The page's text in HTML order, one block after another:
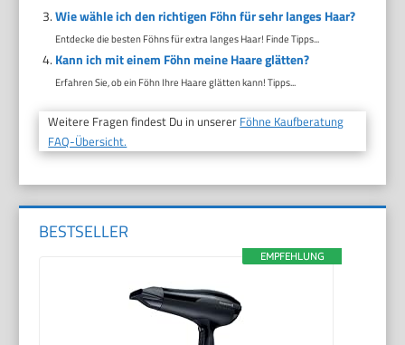
Wie wähle ich den richtigen Föhn für sehr langes Haar?
Entdecke die besten Föhns für extra langes Haar! Finde Tipps...
Kann ich mit einem Föhn meine Haare glätten?
Erfahren Sie, ob ein Föhn Ihre Haare glätten kann! Tipps...
Weitere Fragen findest Du in unserer Föhne Kaufberatung
FAQ-Übersicht.
BESTSELLER
EMPFEHLUNG